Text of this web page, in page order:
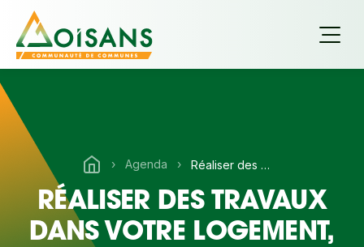
› Agenda › Réaliser des travaux dans votre logement, mode d’emploi !
RÉALISER DES TRAVAUX
DANS VOTRE LOGEMENT,